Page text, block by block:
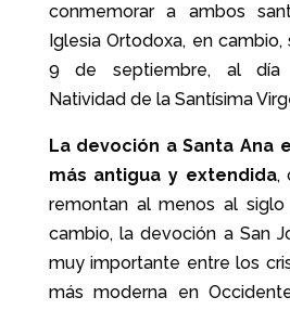
conmemorar a ambos
Iglesia Ortodoxa, en
9 de septiembre, al día
Natividad de la Santísima
La devoción a Santa Ana
más antigua y extendida,
remontan al menos al siglo
cambio, la devoción a San
muy importante entre los
más moderna en